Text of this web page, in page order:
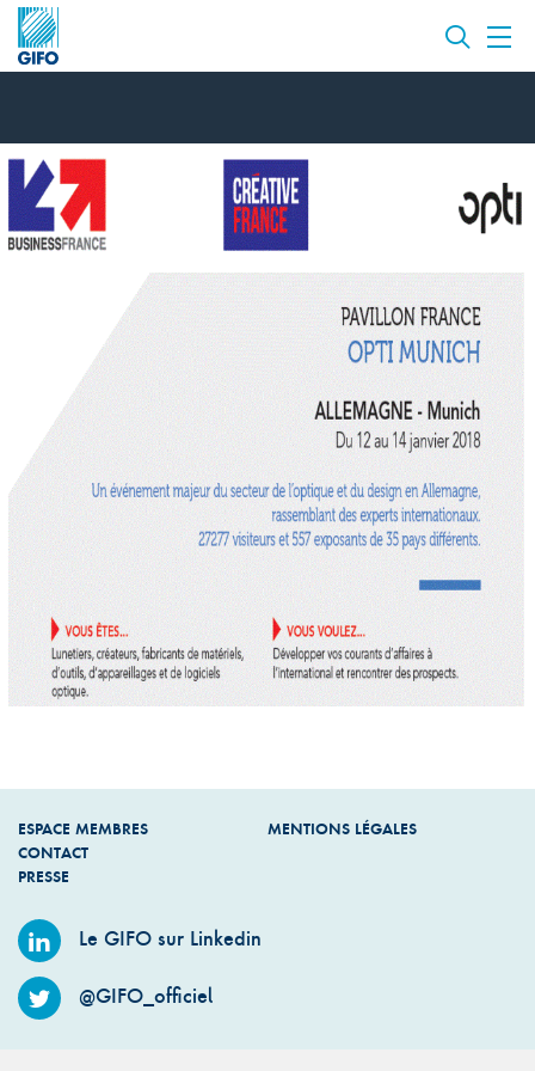
ESPACE MEMBRES
CONTACT
PRESSE
MENTIONS LÉGALES
Le GIFO sur Linkedin
@GIFO_officiel